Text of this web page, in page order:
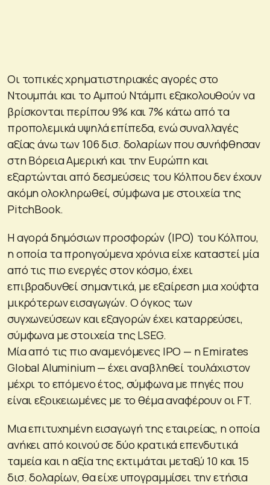
Οι τοπικές χρηματιστηριακές αγορές στο
Ντουμπάι και το Αμπού Ντάμπι εξακολουθούν να
βρίσκονται περίπου 9% και 7% κάτω από τα
προπολεμικά υψηλά επίπεδα, ενώ συναλλαγές
αξίας άνω των 106 δισ. δολαρίων που συνήφθησαν
στη Βόρεια Αμερική και την Ευρώπη και
εξαρτώνται από δεσμεύσεις του Κόλπου δεν έχουν
ακόμη ολοκληρωθεί, σύμφωνα με στοιχεία της
PitchBook.
Η αγορά δημόσιων προσφορών (IPO) του Κόλπου,
η οποία τα προηγούμενα χρόνια είχε καταστεί μία
από τις πιο ενεργές στον κόσμο, έχει
επιβραδυνθεί σημαντικά, με εξαίρεση μια χούφτα
μικρότερων εισαγωγών. Ο όγκος των
συγχωνεύσεων και εξαγορών έχει καταρρεύσει,
σύμφωνα με στοιχεία της LSEG.
Μία από τις πιο αναμενόμενες IPO — η Emirates
Global Aluminium — έχει αναβληθεί τουλάχιστον
μέχρι το επόμενο έτος, σύμφωνα με πηγές που
είναι εξοικειωμένες με το θέμα αναφέρουν οι FT.
Μια επιτυχημένη εισαγωγή της εταιρείας, η οποία
ανήκει από κοινού σε δύο κρατικά επενδυτικά
ταμεία και η αξία της εκτιμάται μεταξύ 10 και 15
δισ. δολαρίων, θα είχε υπογραμμίσει την ετήσια